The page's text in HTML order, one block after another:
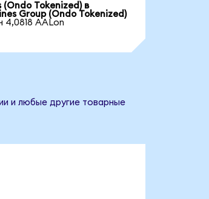
(Ondo Tokenized) в
Group (Ondo Tokenized)
4,0818 AALon
и любые другие товарные